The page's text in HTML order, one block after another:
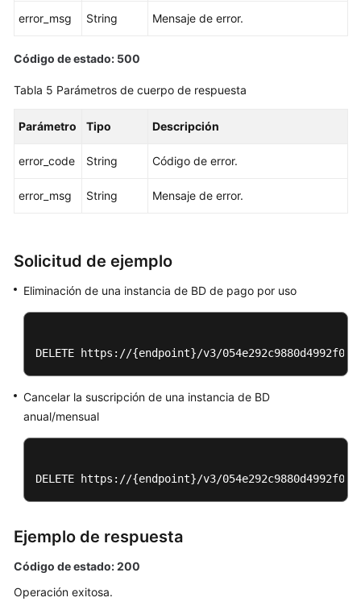
de
lectura
Eliminación
cancelación
réplica
lectura
del
instancia
anual/mensual
del
de
una
error_msg String Mensaje de error.
Código de estado: 500
Tabla 5 Parámetros de cuerpo de respuesta
Parámetro Tipo Descripción
error_code String Código de error.
error_msg String Mensaje de error.
Solicitud de ejemplo
Eliminación de una instancia de BD de pago por uso
DELETE https://{endpoint}/v3/
Cancelar la suscripción de una instancia de BD
anual/mensual
DELETE https://{endpoint}/v3/
Ejemplo de respuesta
Código de estado: 200
Operación exitosa.